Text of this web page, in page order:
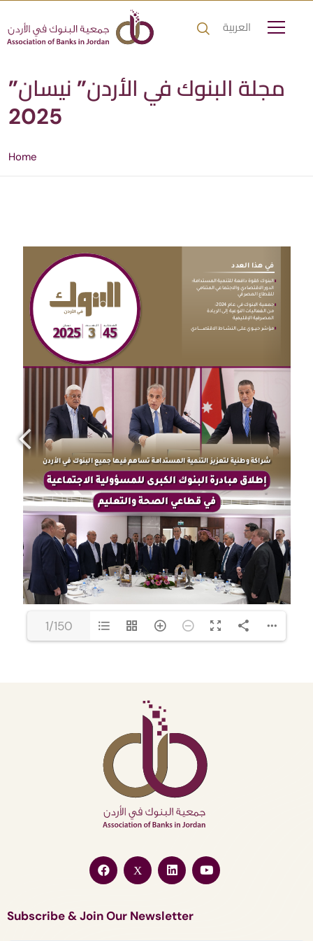
العربية
مجلة البنوك في الأردن” نيسان”
2025
Home
1/150
Subscribe & Join Our Newsletter